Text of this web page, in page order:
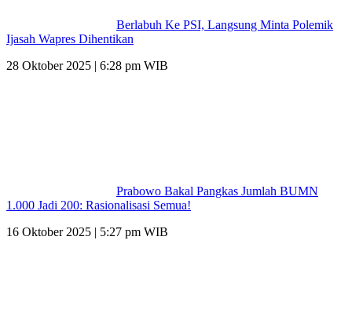
Berlabuh Ke PSI, Langsung Minta Polemik
Ijasah Wapres Dihentikan
28 Oktober 2025 | 6:28 pm WIB
Prabowo Bakal Pangkas Jumlah BUMN
1.000 Jadi 200: Rasionalisasi Semua!
16 Oktober 2025 | 5:27 pm WIB